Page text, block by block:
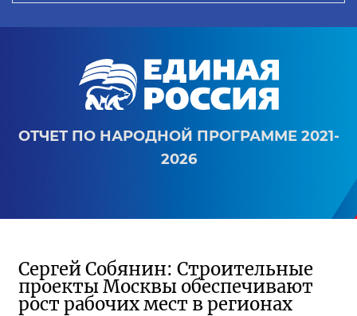
ОТЧЕТ ПО НАРОДНОЙ ПРОГРАММЕ 2021-
2026
Сергей Собянин: Строительные
проекты Москвы обеспечивают
рост рабочих мест в регионах